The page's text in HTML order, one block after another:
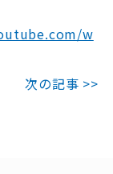
w
次の記事 >>